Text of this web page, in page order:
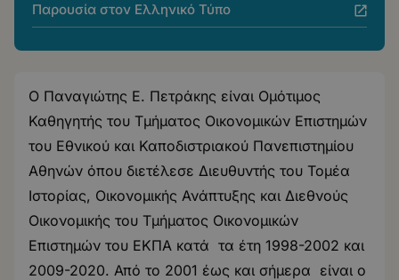
Παρουσία στον Ελληνικό Τύπο
Ο Παναγιώτης Ε. Πετράκης είναι Ομότιμος
Καθηγητής του Τμήματος Οικονομικών Επιστημών
του Εθνικού και Καποδιστριακού Πανεπιστημίου
Αθηνών όπου διετέλεσε Διευθυντής του Τομέα
Ιστορίας, Οικονομικής Ανάπτυξης και Διεθνούς
Οικονομικής του Τμήματος Οικονομικών
Επιστημών του ΕΚΠΑ κατά τα έτη 1998-2002 και
2009-2020. Από το 2001 έως και σήμερα είναι ο